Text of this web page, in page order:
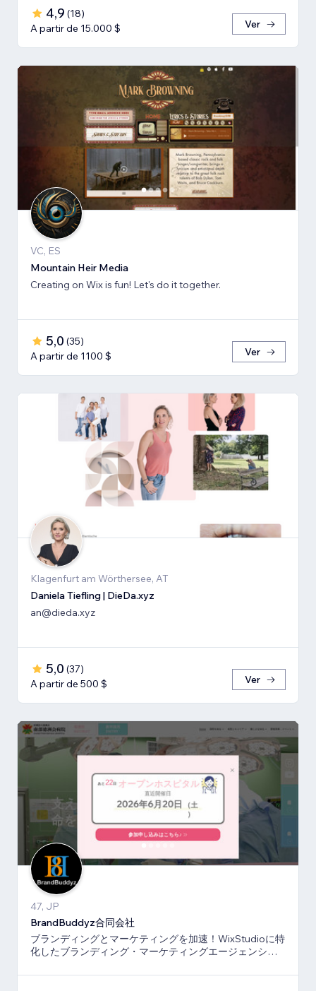
4,9 (18)
A partir de 15.000 $
Ver
VC, ES
Mountain Heir Media
Creating on Wix is fun! Let's do it together.
5,0 (35)
A partir de 1100 $
Ver
Klagenfurt am Wörthersee, AT
Daniela Tiefling | DieDa.xyz
an@dieda.xyz
5,0 (37)
A partir de 500 $
Ver
47, JP
BrandBuddyz合同会社
ブランディングとマーケティングを加速！WixStudioに特
化したブランディング・マーケティングエージェンシー